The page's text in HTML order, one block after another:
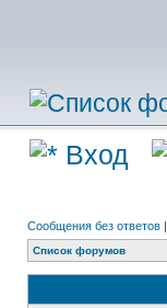
Вход
Сообщения без ответов |
Список форумов